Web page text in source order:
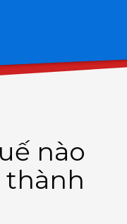
nào
thành